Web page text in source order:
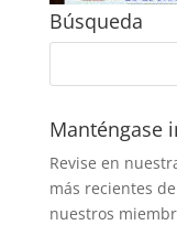
Búsqueda
Manténgase
Revise en
más recientes
nuestros